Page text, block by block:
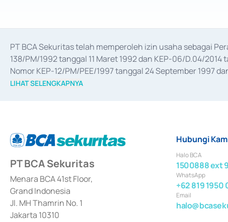
PT BCA Sekuritas telah memperoleh izin usaha sebagai
138/PM/1992 tanggal 11 Maret 1992 dan KEP-06/D.04/
Nomor KEP-12/PM/PEE/1997 tanggal 24 September 1997
merger, akuisisi, divestasi, dan
LIHAT SELENGKAPNYA
PT BCA Sekuritas
Menara BCA 41st Floor,
Grand Indonesia
Jl. MH Thamrin No. 1
Jakarta 10310
Hubungi
Halo BCA
1500888 ext 9
WhatsApp
+62 819 1950
Email